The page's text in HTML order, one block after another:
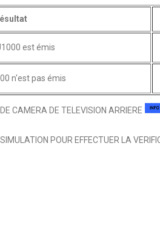
est émis
n'est pas émis
CAMERA DE TELEVISION ARRIERE
POUR EFFECTUER LA